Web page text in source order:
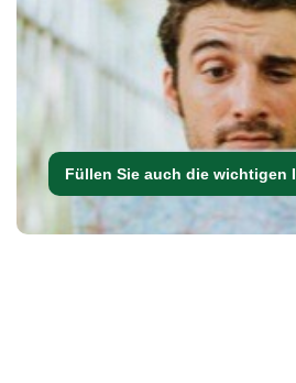
Füllen Sie auch die wichtigen